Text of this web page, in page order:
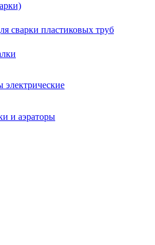
сварки пластиковых труб
и аэраторы